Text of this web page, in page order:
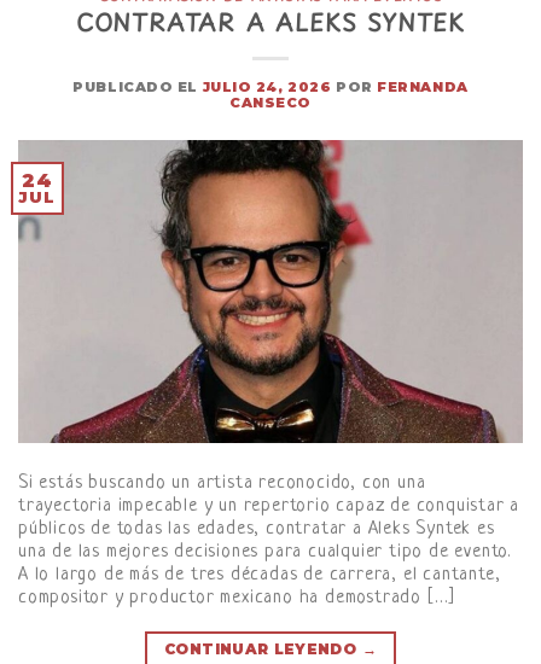
CONTRATAR A ALEKS SYNTEK
PUBLICADO EL JULIO 24, 2026 POR FERNANDA
CANSECO
24
JUL
Si estás buscando un artista reconocido, con una
trayectoria impecable y un repertorio capaz de conquistar a
públicos de todas las edades, contratar a Aleks Syntek es
una de las mejores decisiones para cualquier tipo de evento.
A lo largo de más de tres décadas de carrera, el cantante,
compositor y productor mexicano ha demostrado […]
CONTINUAR LEYENDO →